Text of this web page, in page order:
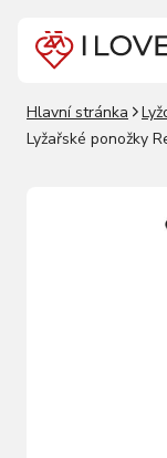
Hlavní stránka
Lyžařské ponožky